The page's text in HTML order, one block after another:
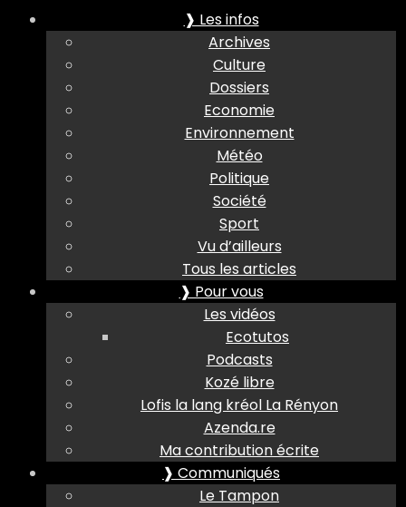
❱ Les infos
Archives
Culture
Dossiers
Economie
Environnement
Météo
Politique
Société
Sport
Vu d’ailleurs
Tous les articles
❱ Pour vous
Les vidéos
Ecotutos
Podcasts
Kozé libre
Lofis la lang kréol La Rényon
Azenda.re
Ma contribution écrite
❱ Communiqués
Le Tampon